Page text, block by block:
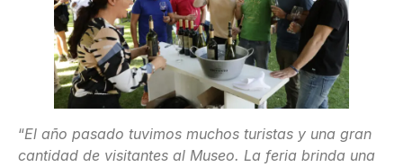
“El año pasado tuvimos muchos turistas y una gran
cantidad de visitantes al Museo. La feria brinda una